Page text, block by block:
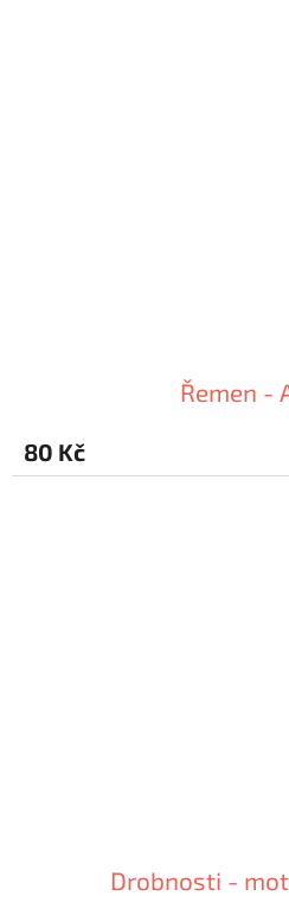
Řemen -
80 Kč
Drobnosti -